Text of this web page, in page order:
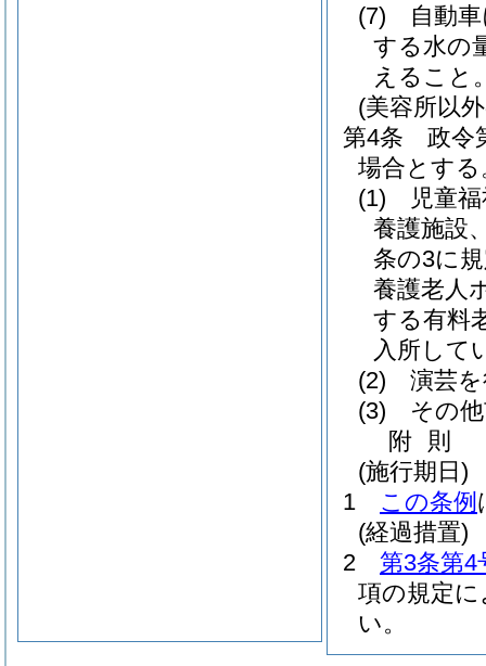
(7)
自動
する水の
えること
(美容所以
第4条
政令
場合とする
(1)
児童
養護施設
条の3に
養護老人
する有料
入所して
(2)
演芸
(3)
その
附 則
(施行期日)
1
この条例
(経過措置)
2
第3条第4
項の規定
い。